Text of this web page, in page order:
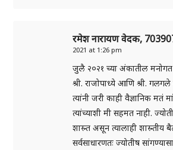
रमेश नारायण वेदक,
2021 at 1:26 pm
जुलै २०२१ च्या अंकातील
श्री. राजोपाध्ये आणि श्री.
त्यांनी जरी काही वैज्ञानिक मतं
त्यांच्याशी मी सहमत नाही.
शास्र्त असून त्यालाही
सर्वसाधारणतः ज्योतीष